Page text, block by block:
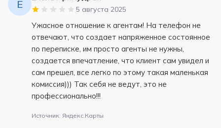
Е 5 августа 2025
Ужасное отношение к агентам! На телефон не
отвечают, что создает напряженное состоянное
по переписке, им просто агенты не нужны,
создается впечатление, что клиент сам увидел и
сам прешел, все легко по этому такая маленькая
комиссия))) Так себя не ведут, это не
профессионально!!!
Источник: Яндекс.Карты